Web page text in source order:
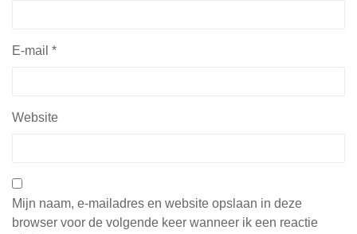
E-mail *
Website
Mijn naam, e-mailadres en website opslaan in deze
browser voor de volgende keer wanneer ik een reactie